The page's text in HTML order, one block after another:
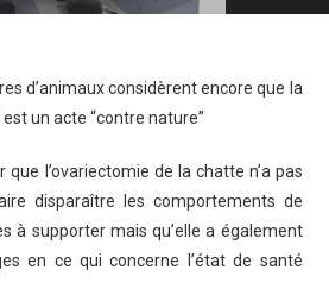
d’animaux considèrent encore que la
un acte “contre nature”
que l’ovariectomie de la chatte n’a pas
disparaître les comportements de
à supporter mais qu’elle a également
en ce qui concerne l’état de santé